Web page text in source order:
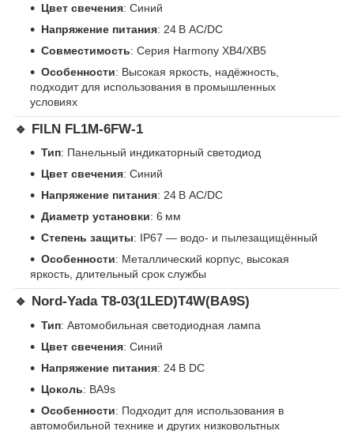
Цвет свечения: Синий
Напряжение питания: 24 В AC/DC
Совместимость: Серия Harmony XB4/XB5
Особенности: Высокая яркость, надёжность,
подходит для использования в промышленных
условиях
🔹 FILN FL1M-6FW-1
Тип: Панельный индикаторный светодиод
Цвет свечения: Синий
Напряжение питания: 24 В AC/DC
Диаметр установки: 6 мм
Степень защиты: IP67 — водо- и пылезащищённый
Особенности: Металлический корпус, высокая
яркость, длительный срок службы
🔹 Nord-Yada T8-03(1LED)T4W(BA9S)
Тип: Автомобильная светодиодная лампа
Цвет свечения: Синий
Напряжение питания: 24 В DC
Цоколь: BA9s
Особенности: Подходит для использования в
автомобильной технике и других низковольтных